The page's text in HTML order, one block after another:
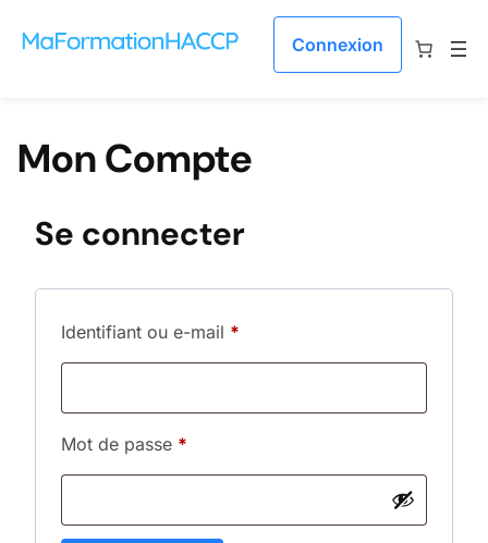
Connexion
Mon Compte
Se connecter
Identifiant ou e-mail *
Mot de passe *